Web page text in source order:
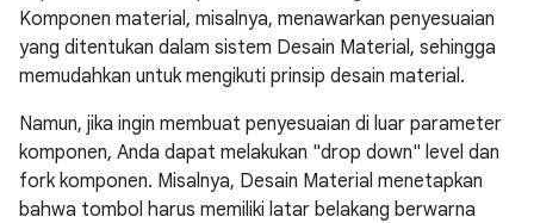
Komponen material, misalnya, menawarkan penyesuaian
yang ditentukan dalam sistem Desain Material, sehingga
memudahkan untuk mengikuti prinsip desain material.
Namun, jika ingin membuat penyesuaian di luar parameter
komponen, Anda dapat melakukan "drop down" level dan
fork komponen. Misalnya, Desain Material menetapkan
bahwa tombol harus memiliki latar belakang berwarna